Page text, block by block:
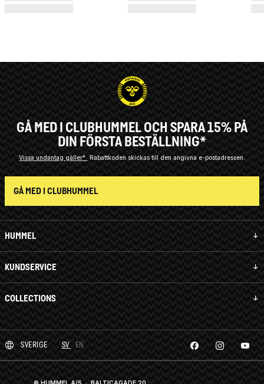
HUMMEL
KUNDSERVICE
COLLECTIONS
GÅ MED I CLUBHUMMEL OCH SPARA 15% PÅ
DIN FÖRSTA BESTÄLLNING*
Vissa undantag gäller* Rabattkoden skickas till den angivna e-postadressen.
GÅ MED I CLUBHUMMEL
SVERIGE SV EN